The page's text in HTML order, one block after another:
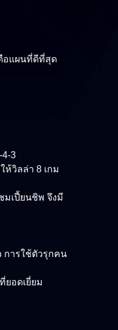
อแผนที่ดีที่สุด
3
ห้วิลล่า 8 เกม
มเปี้ยนชิพ จึงมี
การใช้ตัวรุกคน
ยอดเยี่ยม